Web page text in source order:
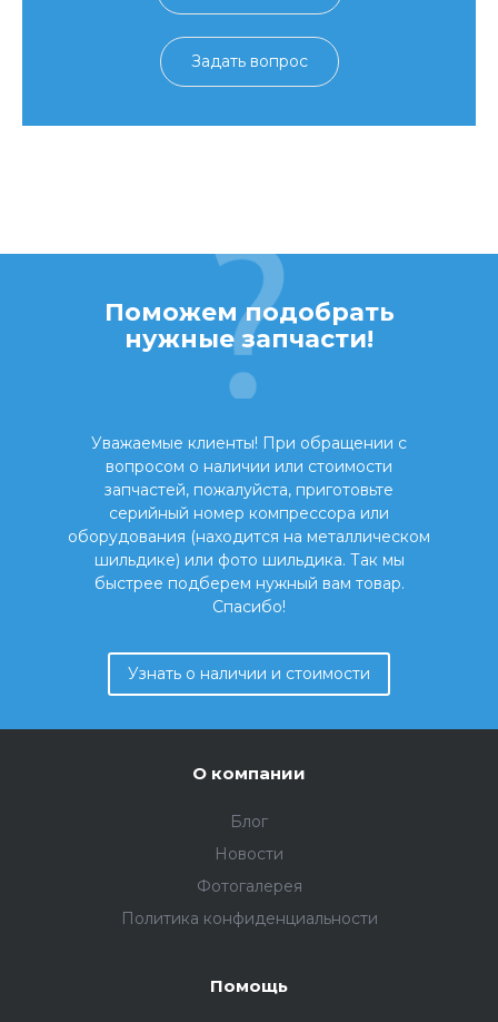
Задать вопрос
Поможем подобрать
нужные запчасти!
Уважаемые клиенты! При обращении с
вопросом о наличии или стоимости
запчастей, пожалуйста, приготовьте
серийный номер компрессора или
оборудования (находится на металлическом
шильдике) или фото шильдика. Так мы
быстрее подберем нужный вам товар.
Спасибо!
Узнать о наличии и стоимости
О компании
Блог
Новости
Фотогалерея
Политика конфиденциальности
Помощь